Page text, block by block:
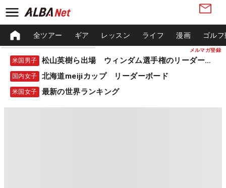
メルマガ登録
全ツアー ギア レッスン ライフ 漫画 ゴル
米国男子 松山英樹ら出場 ウィンダム選手権のリーダーボード
国内女子 北海道meijiカップ リーダーボード
米国女子 最新の世界ランキング